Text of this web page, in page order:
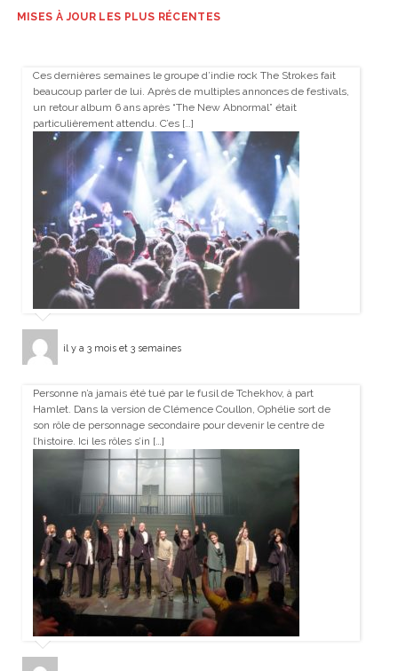
MISES À JOUR LES PLUS RÉCENTES
Ces dernières semaines le groupe d’indie rock The Strokes fait
beaucoup parler de lui. Après de multiples annonces de festivals,
un retour album 6 ans après “The New Abnormal” était
particulièrement attendu. C’es […]
il y a 3 mois et 3 semaines
Personne n’a jamais été tué par le fusil de Tchekhov, à part
Hamlet. Dans la version de Clémence Coullon, Ophélie sort de
son rôle de personnage secondaire pour devenir le centre de
l’histoire. Ici les rôles s’in […]